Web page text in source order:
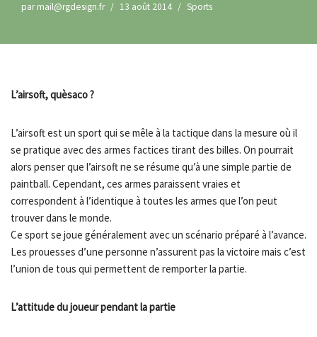
parmail@rgdesign.fr 13 août 2014 Sports
L’airsoft, quèsaco ?
L’airsoft est un sport qui se mêle à la tactique dans la mesure où il
se pratique avec des armes factices tirant des billes. On pourrait
alors penser que l’airsoft ne se résume qu’à une simple partie de
paintball. Cependant, ces armes paraissent vraies et
correspondent à l’identique à toutes les armes que l’on peut
trouver dans le monde.
Ce sport se joue généralement avec un scénario préparé à l’avance.
Les prouesses d’une personne n’assurent pas la victoire mais c’est
l’union de tous qui permettent de remporter la partie.
L’attitude du joueur pendant la partie